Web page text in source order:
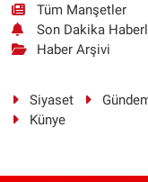
Tüm Manşetler
Son Dakika
Haber Arşivi
Siyaset
Künye